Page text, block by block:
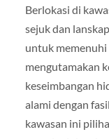
Berlokasi di
sejuk dan
untuk
mengutamakan
keseimbangan
alami dengan
kawasan ini